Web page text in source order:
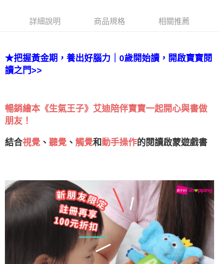
詳細說明 商品規格 相關推薦
★把握黃金期，養出好腦力｜0歲開始讀，開啟寶寶閱
讀之門>>
暢銷繪本《生氣王子》艾迪陪伴寶寶一起開心與書做
朋友！
結合視覺 、 聽覺 、 觸覺和動手操作的閱讀啟蒙遊戲書